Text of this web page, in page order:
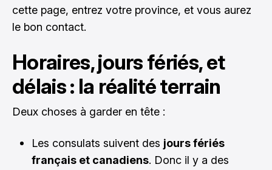
cette page, entrez votre province, et vous aurez
le bon contact.
Horaires, jours fériés, et
délais : la réalité terrain
Deux choses à garder en tête :
Les consulats suivent des jours fériés
français et canadiens. Donc il y a des